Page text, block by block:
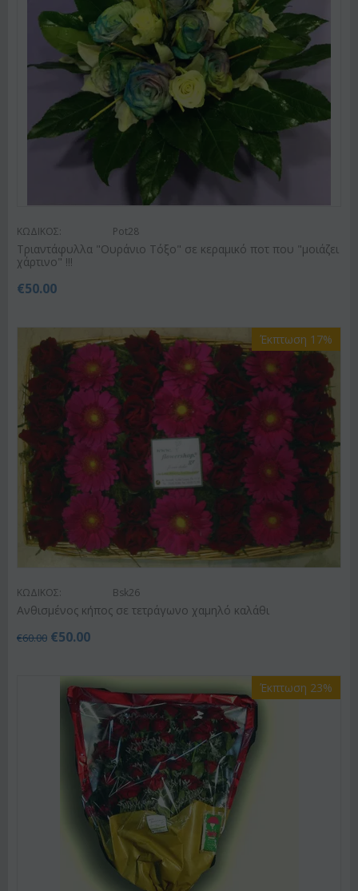
ΚΩΔΙΚΟΣ: Pot28
Tριαντάφυλλα "Ουράνιο Τόξο" σε κεραμικό ποτ που "μοιάζει
χάρτινο" !!!
€50.00
Έκπτωση 17%
ΚΩΔΙΚΟΣ: Bsk26
Ανθισμένος κήπος σε τετράγωνο χαμηλό καλάθι
€60.00 €50.00
Έκπτωση 23%